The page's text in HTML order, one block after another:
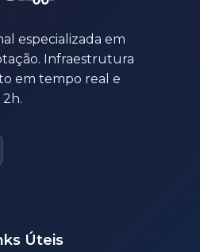
especializada em
Infraestrutura
em tempo real e
Úteis